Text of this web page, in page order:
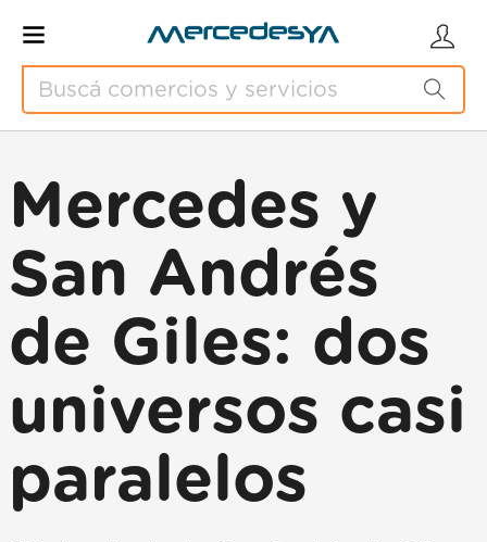
Mercedes y
San Andrés
de Giles: dos
universos casi
paralelos